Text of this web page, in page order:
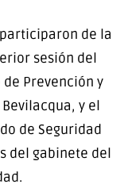
de la
sesión del
Prevención y
y el
de Seguridad
del gabinete del